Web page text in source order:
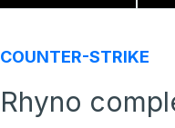
COUNTER-STRIKE
Rhyno